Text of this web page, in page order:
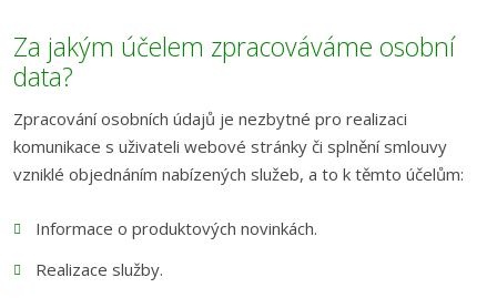
Za jakým účelem zpracováváme osobní
data?
Zpracování osobních údajů je nezbytné pro realizaci
komunikace s uživateli webové stránky či splnění smlouvy
vzniklé objednáním nabízených služeb, a to k těmto účelům:
Informace o produktových novinkách.
Realizace služby.